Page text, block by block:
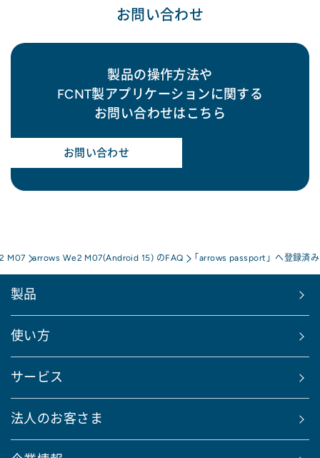
お問い合わせ
製品の操作方法や
FCNT製アプリケーションに関する
お問い合わせはこちら
お問い合わせ
M07 arrows We2 M07(Android 15) のFAQ 「arrows passport」へ登録済
製品
使い方
サービス
法人のお客さま